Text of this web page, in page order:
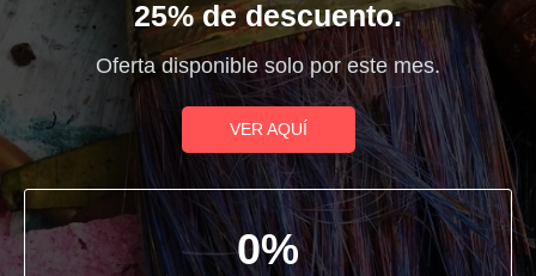
25% de descuento.
Oferta disponible solo por este mes.
VER AQUÍ
0%